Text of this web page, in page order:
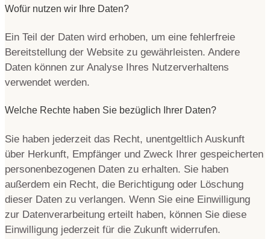
Wofür nutzen wir Ihre Daten?
Ein Teil der Daten wird erhoben, um eine fehlerfreie
Bereitstellung der Website zu gewährleisten. Andere
Daten können zur Analyse Ihres Nutzerverhaltens
verwendet werden.
Welche Rechte haben Sie bezüglich Ihrer Daten?
Sie haben jederzeit das Recht, unentgeltlich Auskunft
über Herkunft, Empfänger und Zweck Ihrer gespeicherten
personenbezogenen Daten zu erhalten. Sie haben
außerdem ein Recht, die Berichtigung oder Löschung
dieser Daten zu verlangen. Wenn Sie eine Einwilligung
zur Datenverarbeitung erteilt haben, können Sie diese
Einwilligung jederzeit für die Zukunft widerrufen.